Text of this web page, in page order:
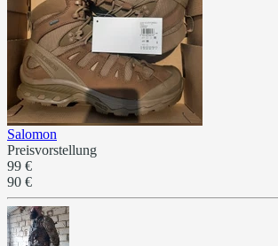
Salomon
Preisvorstellung
99 €
90 €